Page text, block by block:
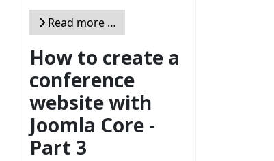
Read more …
How to create a
conference
website with
Joomla Core -
Part 3